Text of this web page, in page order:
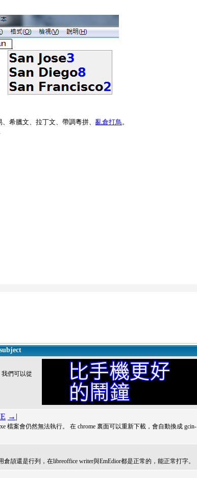
希臘文、拉丁文、帶調粵拼、 亂倉打鳥。
我們可以從
→|
檔案會仍然無法執行。 在 chrome 裏面可以重新下載，會自動換成 gcin-
頡還是行列，在libreoffice writer與EmEdior都是正常的，能正常打字。